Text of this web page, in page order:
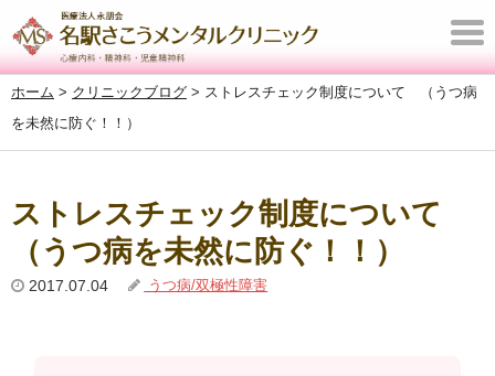
T
o
g
l
ホーム > クリニックブログ > ストレスチェック制度について （うつ病
を未然に防ぐ！！）
ストレスチェック制度について
（うつ病を未然に防ぐ！！）
2017.07.04 うつ病/双極性障害